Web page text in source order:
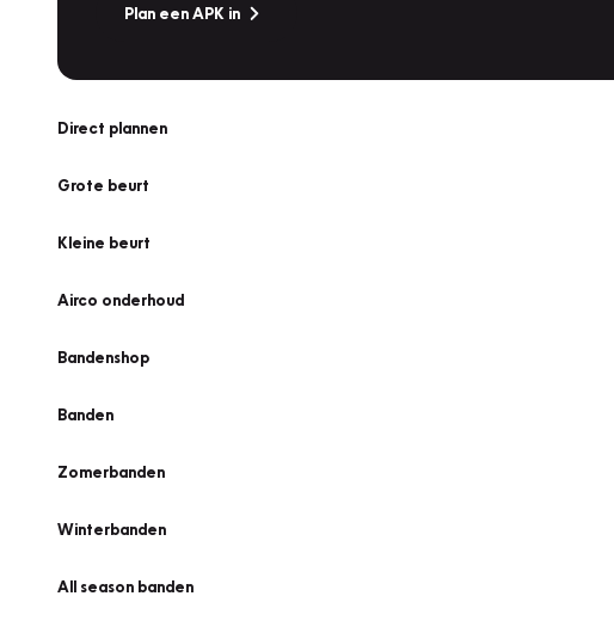
Plan een APK in
Direct plannen
Grote beurt
Kleine beurt
Airco onderhoud
Bandenshop
Banden
Zomerbanden
Winterbanden
All season banden